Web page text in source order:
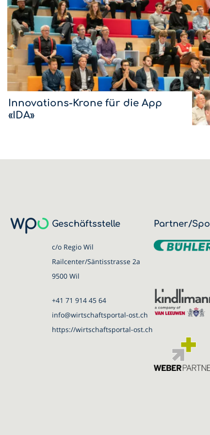
Innovations-Krone für die App
«IDA»
Geschäftsstelle
c/o Regio Wil
Railcenter/Säntisstrasse 2a
9500 Wil
+41 71 914 45 64
info@wirtschaftsportal-ost.ch
https://wirtschaftsportal-ost.ch
Partner/